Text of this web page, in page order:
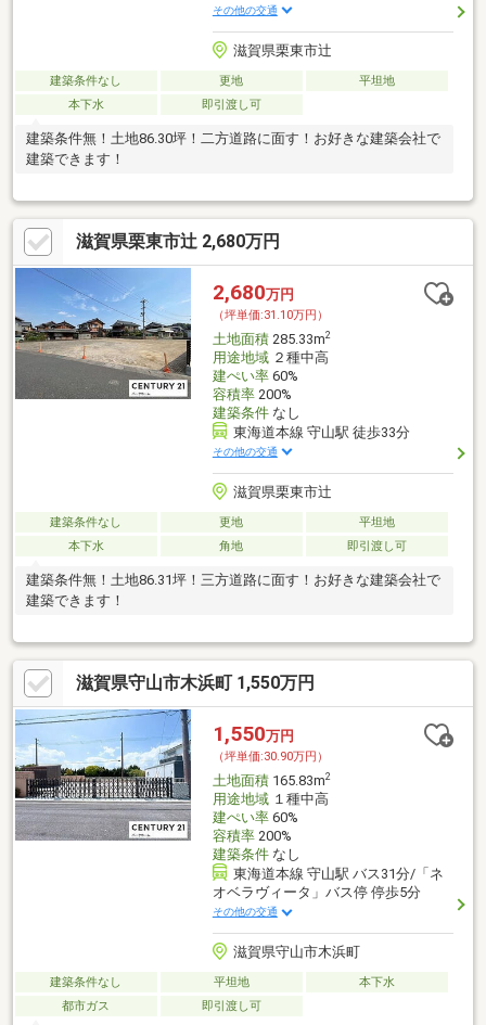
その他の交通
滋賀県栗東市辻
建築条件なし 更地
平坦地
本下水
即引渡し可
建築条件無！土地86.30坪！二方道路に面す！お好きな建築会社で
建築できます！
滋賀県栗東市辻 2,680万円
2,680万円
（坪単価:31.10万円）
土地面積285.33m2
用途地域２種中高
建ぺい率60%
容積率200%
建築条件なし
東海道本線 守山駅 徒歩33分
その他の交通
滋賀県栗東市辻
建築条件なし 更地
平坦地
本下水
角地 即引渡し可
建築条件無！土地86.31坪！三方道路に面す！お好きな建築会社で
建築できます！
滋賀県守山市木浜町 1,550万円
1,550万円
（坪単価:30.90万円）
土地面積165.83m2
用途地域１種中高
建ぺい率60%
容積率200%
建築条件なし
東海道本線 守山駅 バス31分/「ネ
オベラヴィータ」バス停 停歩5分
その他の交通
滋賀県守山市木浜町
建築条件なし 平坦地
本下水
都市ガス
即引渡し可